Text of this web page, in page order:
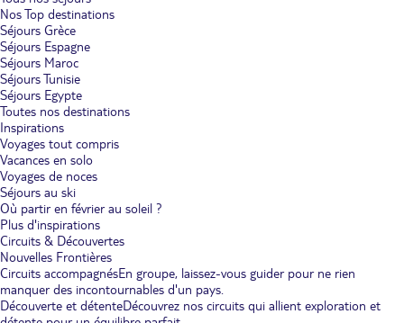
Nos Top destinations
Séjours Grèce
Séjours Espagne
Séjours Maroc
Séjours Tunisie
Séjours Egypte
Toutes nos destinations
Inspirations
Voyages tout compris
Vacances en solo
Voyages de noces
Séjours au ski
Où partir en février au soleil ?
Plus d'inspirations
Circuits & Découvertes
Nouvelles Frontières
Circuits accompagnésEn groupe, laissez-vous guider pour ne rien
manquer des incontournables d'un pays.
Découverte et détenteDécouvrez nos circuits qui allient exploration et